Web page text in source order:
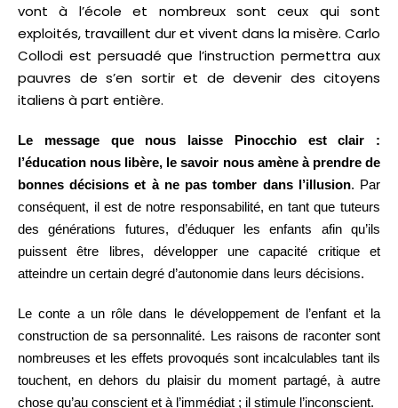
vont à l’école et nombreux sont ceux qui sont
exploités, travaillent dur et vivent dans la misère. Carlo
Collodi est persuadé que l’instruction permettra aux
pauvres de s’en sortir et de devenir des citoyens
italiens à part entière.
Le message que nous laisse Pinocchio est clair :
l’éducation nous libère, le savoir nous amène à prendre de
bonnes décisions et à ne pas tomber dans l’illusion. Par
conséquent, il est de notre responsabilité, en tant que tuteurs
des générations futures, d’éduquer les enfants afin qu’ils
puissent être libres, développer une capacité critique et
atteindre un certain degré d’autonomie dans leurs décisions.
Le conte a un rôle dans le développement de l’enfant et la
construction de sa personnalité. Les raisons de raconter sont
nombreuses et les effets provoqués sont incalculables tant ils
touchent, en dehors du plaisir du moment partagé, à autre
chose qu’au conscient et à l’immédiat ; il stimule l’inconscient.